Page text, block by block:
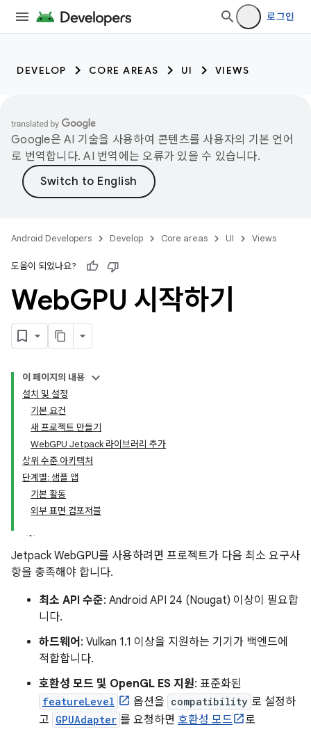
로그인
DEVELOP CORE AREAS UI VIEWS
Google은 AI 기술을 사용하여 콘텐츠를 사용자의 기본 언어
로 번역합니다. AI 번역에는 오류가 있을 수 있습니다.
Android Developers Develop Core areas UI Views
도움이 되었나요?
WebGPU 시작하기
이 페이지의 내용
설치 및 설정
기본 요건
새 프로젝트 만들기
WebGPU Jetpack 라이브러리 추가
상위 수준 아키텍처
단계별: 샘플 앱
기본 활동
외부 표면 컴포저블
Jetpack WebGPU를 사용하려면 프로젝트가 다음 최소 요구사
항을 충족해야 합니다.
최소 API 수준: Android API 24 (Nougat) 이상이 필요합
니다.
하드웨어 : Vulkan 1.1 이상을 지원하는 기기가 백엔드에
적합합니다.
호환성 모드 및 OpenGL ES 지원: 표준화된
featureLevel 옵션을 compatibility 로 설정하
고 GPUAdapter 를 요청하면 호환성 모드
로